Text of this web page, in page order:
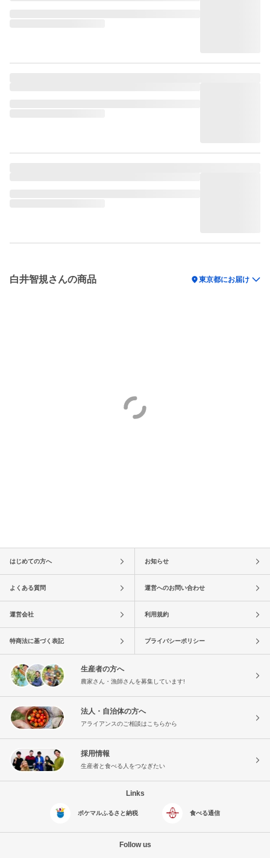
白井智規さんの商品 location_on東京都にお届け
はじめての方へ お知らせ
よくある質問 運営へのお問い合わせ
運営会社 利用規約
特商法に基づく表記 プライバシーポリシー
生産者の方へ
農家さん・漁師さんを募集しています!
法人・自治体の方へ
アライアンスのご相談はこちらから
採用情報
生産者と食べる人をつなぎたい
Links
ポケマルふるさと納税 食べる通信
Follow us